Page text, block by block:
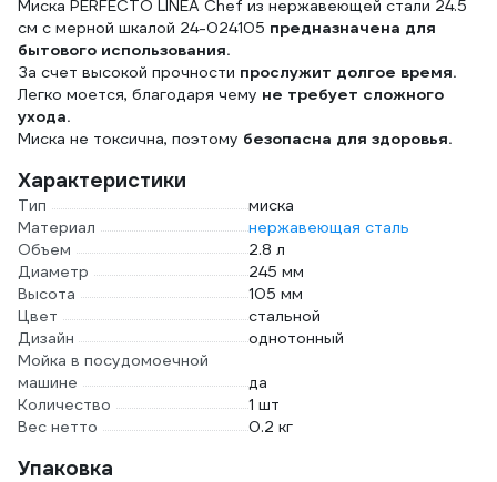
Миска PERFECTO LINEA Chef из нержавеющей стали 24.5
см с мерной шкалой 24-024105 предназначена для
бытового использования.
За счет высокой прочности прослужит долгое время.
Легко моется, благодаря чему не требует сложного
ухода.
Миска не токсична, поэтому безопасна для здоровья.
Характеристики
Тип
миска
Материал
нержавеющая сталь
Объем
2.8 л
Диаметр
245 мм
Высота
105 мм
Цвет
стальной
Дизайн
однотонный
Мойка в посудомоечной
машине
да
Количество
1 шт
Вес нетто
0.2 кг
Упаковка